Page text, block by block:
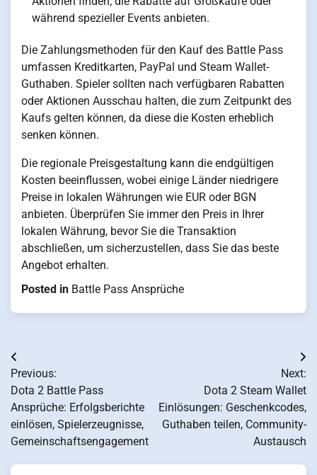
während spezieller Events anbieten.
Die Zahlungsmethoden für den Kauf des Battle Pass
umfassen Kreditkarten, PayPal und Steam Wallet-
Guthaben. Spieler sollten nach verfügbaren Rabatten
oder Aktionen Ausschau halten, die zum Zeitpunkt des
Kaufs gelten können, da diese die Kosten erheblich
senken können.
Die regionale Preisgestaltung kann die endgültigen
Kosten beeinflussen, wobei einige Länder niedrigere
Preise in lokalen Währungen wie EUR oder BGN
anbieten. Überprüfen Sie immer den Preis in Ihrer
lokalen Währung, bevor Sie die Transaktion
abschließen, um sicherzustellen, dass Sie das beste
Angebot erhalten.
Posted in Battle Pass Ansprüche
Post
navigation
Previous:
Dota 2 Battle Pass
Ansprüche: Erfolgsberichte
einlösen, Spielerzeugnisse,
Gemeinschaftsengagement
Next:
Dota 2 Steam Wallet
Einlösungen: Geschenkcodes,
Guthaben teilen, Community-
Austausch